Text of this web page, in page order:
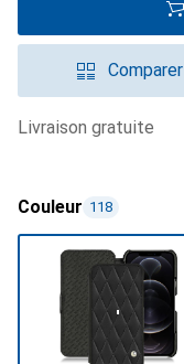
Comparer
livraison gratuite
Couleur 118